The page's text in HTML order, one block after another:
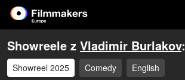
Showreele z Vladimir Burlakov:
Showreel 2025 Comedy English